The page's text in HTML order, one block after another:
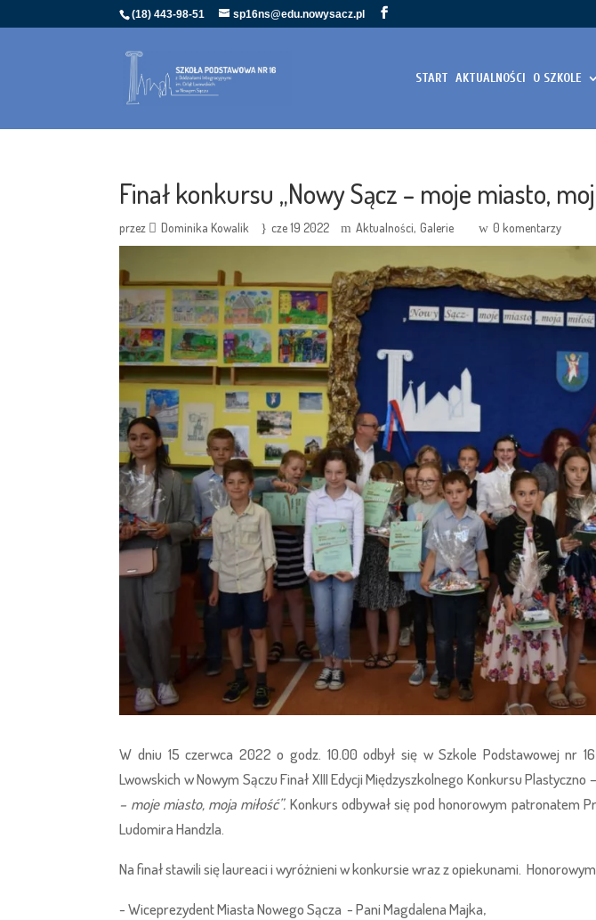
(18) 443-98-51 sp16ns@edu.nowysacz.pl
START AKTUALNOŚCI O SZKOLE
Finał konkursu „Nowy Sącz – moje miasto,
przez Dominika Kowalik cze 19 2022 Aktualności Galerie 0 komentarzy
W dniu 15 czerwca 2022 o godz. 10.00 odbył się w Szkole Podstawowej nr
Lwowskich w Nowym Sączu Finał XIII Edycji Międzyszkolnego Konkursu
– moje miasto, moja miłość”. Konkurs odbywał się pod honorowym patronatem
Ludomira Handzla.
Na finał stawili się laureaci i wyróżnieni w konkursie wraz z opiekunami.
- Wiceprezydent Miasta Nowego Sącza - Pani Magdalena Majka,